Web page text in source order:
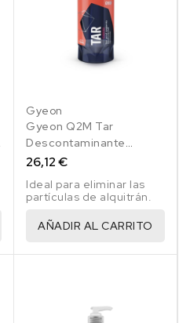
Gyeon
Gyeon Q2M Tar
Descontaminante
Alquitrán 500 Ml
26,12 €
Ideal para eliminar las
partículas de alquitrán.
AÑADIR AL CARRITO